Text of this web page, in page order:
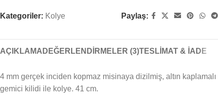
Kategoriler: Kolye Paylaş:
AÇIKLAMA DEĞERLENDIRMELER (3)TESLIMAT & İADE
4 mm gerçek inciden kopmaz misinaya dizilmiş, altın kaplamalı
gemici kilidi ile kolye. 41 cm.